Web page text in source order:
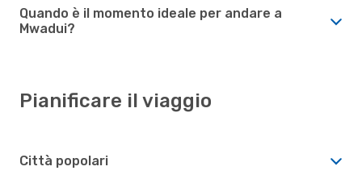
Quando è il momento ideale per andare a
Mwadui?
Pianificare il viaggio
Città popolari